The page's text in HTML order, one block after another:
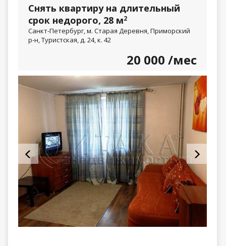
Снять квартиру на длительный
срок недорого, 28 м2
Санкт-Петербург, м. Старая Деревня, Приморский
р-н, Туристская, д. 24, к. 42
20 000 /мес